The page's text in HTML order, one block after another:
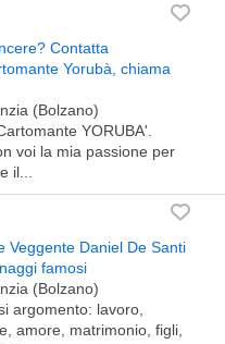
Contatta
Yorubà, chiama
(Bolzano)
YORUBA'.
voi la mia passione per
il...
Veggente Daniel De Santi
famosi
(Bolzano)
argomento: lavoro,
amore, matrimonio, figli,